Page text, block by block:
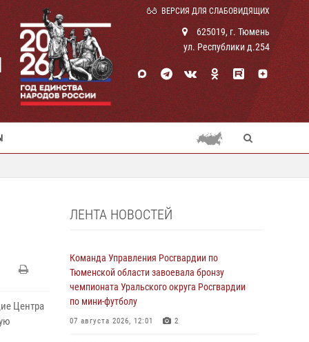
ВЕРСИЯ ДЛЯ СЛАБОВИДЯЩИХ
625019, г. Тюмень
ул. Республики д.254
Центра
ЛЕНТА НОВОСТЕЙ
Команда Управления Росгвардии по
Тюменской области завоевала бронзу
чемпионата Уральского округа Росгвардии
по мини-футболу
07 августа 2026, 12:01 2